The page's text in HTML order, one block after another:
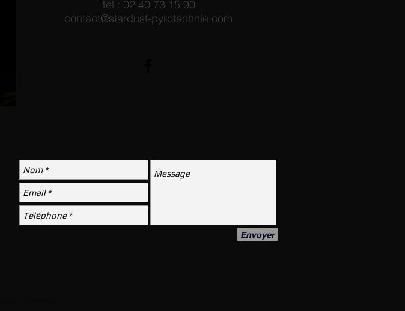
Tél : 02 40 73 15 90
contact@stardust-pyrotechnie.com
Envoyer